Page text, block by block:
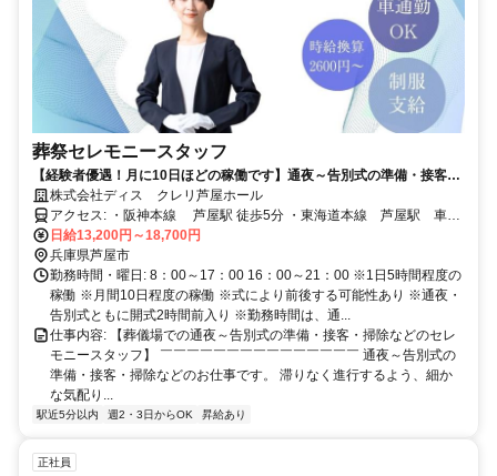
葬祭セレモニースタッフ
【経験者優遇！月に10日ほどの稼働です】通夜～告別式の準備・接客・
掃除などがが中心。重たい作業なし、設営業務なし。40〜50代の方が多
数活躍中！未経験でも安心して始められる葬儀サポートのお仕事！
株式会社ディス クレリ芦屋ホール
アクセス: ・阪神本線 芦屋駅 徒歩5分 ・東海道本線 芦屋駅 車5
分 ・阪急神戸線 芦屋川駅 車7分 車通勤OKです！ 下記のエリアか
ら通勤される方も多数◎ 神戸市中央区／神戸市東灘区／神戸市灘区
神戸市兵庫区／神戸市長田区／神戸市須磨区 神戸市垂水区／神戸市
西区／神戸市北区 尼崎市／明石市／西宮市／洲本市／芦屋市 伊丹市
／豊岡市／加古川市／赤穂市／西脇市／宝塚市
日給13,200円～18,700円
兵庫県芦屋市
勤務時間・曜日: 8：00～17：00 16：00～21：00 ※1日5時間程度の
稼働 ※月間10日程度の稼働 ※式により前後する可能性あり ※通夜・
告別式ともに開式2時間前入り ※勤務時間は、通...
仕事内容: 【葬儀場での通夜～告別式の準備・接客・掃除などのセレ
モニースタッフ】 ￣￣￣￣￣￣￣￣￣￣￣￣￣￣￣ 通夜～告別式の
準備・接客・掃除などのお仕事です。 滞りなく進行するよう、細か
な気配り...
駅近5分以内 週2・3日からOK 昇給あり
正社員